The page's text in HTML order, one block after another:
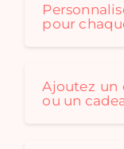
pour
Ajoutez un
ou un